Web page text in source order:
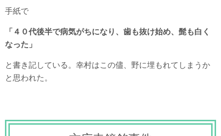
手紙で
「４０代後半で病気がちになり、歯も抜け始め、髭も白く
なった」
と書き記している。幸村はこの儘、野に埋もれてしまうか
と思われた。